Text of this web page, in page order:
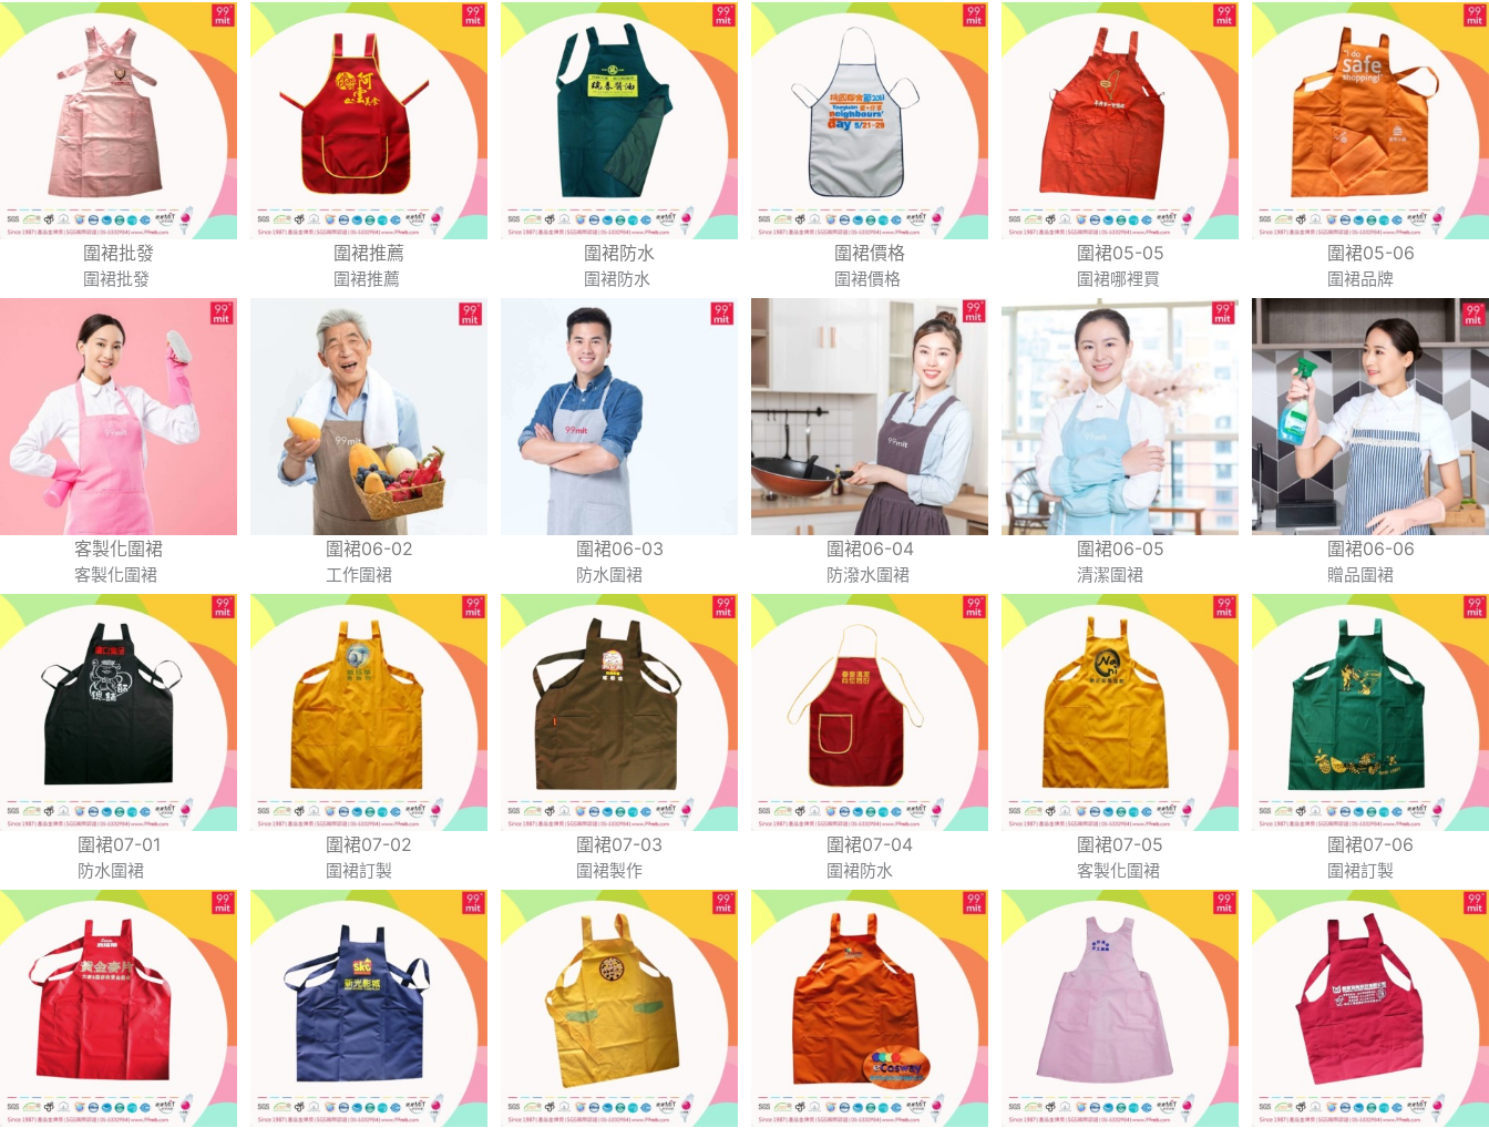
圍裙批發
圍裙批發
圍裙推薦
圍裙推薦
圍裙防水
圍裙防水
圍裙價格
圍裙價格
圍裙05-05
圍裙哪裡買
圍裙05-06
圍裙品牌
客製化圍裙
客製化圍裙
圍裙06-02
工作圍裙
圍裙06-03
防水圍裙
圍裙06-04
防潑水圍裙
圍裙06-05
清潔圍裙
圍裙06-06
贈品圍裙
圍裙07-01
防水圍裙
圍裙07-02
圍裙訂製
圍裙07-03
圍裙製作
圍裙07-04
圍裙防水
圍裙07-05
客製化圍裙
圍裙07-06
圍裙訂製